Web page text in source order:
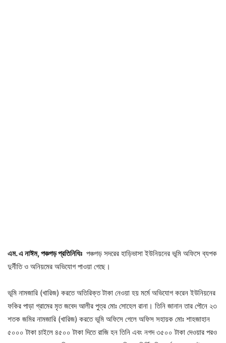
এম. এ নাঈম, পঞ্চগড় প্রতিনিধিঃ পঞ্চগড় সদরের হাড়িভাসা ইউনিয়নের ভূমি অফিসে ব্যপক
দুর্নীতি ও অনিয়মের অভিযোগ পাওয়া গেছে।
ভূমি নামজারি (খারিজ) করতে অতিরিক্ত টাকা নেওয়া হয় মর্মে অভিযোগ করেন ইউনিয়নের
ফকির পাড়া গ্রামের মৃত জবেদ আলীর পুত্র মোঃ সোহেল রানা। তিনি জানান তার পৌনে ২৩
শতক জমির নামজারি (খারিজ) করতে ভূমি অফিসে গেলে অফিস সহায়ক মোঃ শাহজাহান
৫০০০ টাকা চাইলে ৪৫০০ টাকা দিতে রাজি হন তিনি এবং নগদ ৩৫০০ টাকা দেওয়ার পরও